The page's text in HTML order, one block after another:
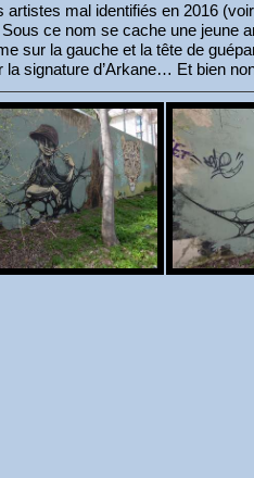
artistes mal identifiés en 2016 (voir
ce nom se cache une jeune
sur la gauche et la tête de
signature d’Arkane… Et bien